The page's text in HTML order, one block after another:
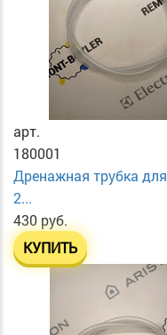
арт.
180001
Дренажная трубка
2...
430 руб.
КУПИТЬ